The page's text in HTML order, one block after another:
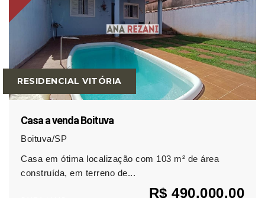
RESIDENCIAL VITÓRIA
Casa a venda Boituva
Boituva/SP
Casa em ótima localização com 103 m² de área
construída, em terreno de...
R$ 490.000,00